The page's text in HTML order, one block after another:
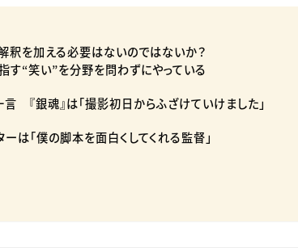
釈を加える必要はないのではないか？
“笑い”を分野を問わずにやっている
『銀魂』は「撮影初日からふざけていけました」
は「僕の脚本を面白くしてくれる監督」